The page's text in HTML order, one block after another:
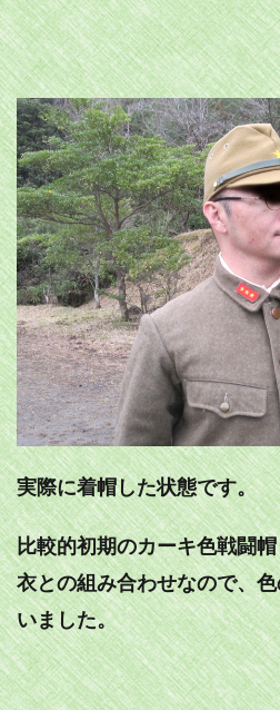
実際に着帽した状態です。
比較的初期のカーキ色戦闘
衣との組み合わせなので、
いました。